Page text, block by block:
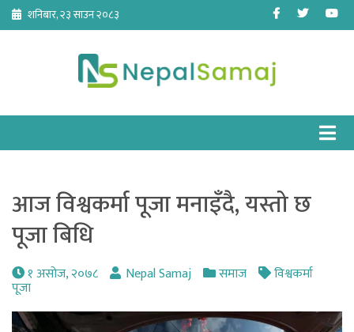
Skip
content
शनिबार, २३ साउन २०८३ Facebook
Twitter
आज विश्वकर्मा पूजा मनाइँदै, यस्तो छ
पूजा बिधि
१ असोज, २०७८ Nepal Samaj समाज विश्वकर्मा
पूजा